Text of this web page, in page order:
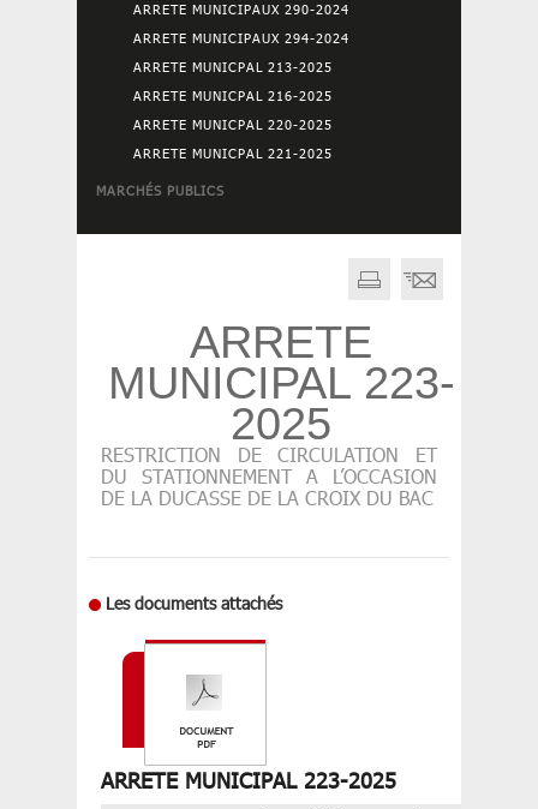
ARRETE MUNICIPAUX 290-2024
ARRETE MUNICIPAUX 294-2024
ARRETE MUNICPAL 213-2025
ARRETE MUNICPAL 216-2025
ARRETE MUNICPAL 220-2025
ARRETE MUNICPAL 221-2025
MARCHÉS PUBLICS
ARRETE
MUNICIPAL 223-
2025
RESTRICTION DE CIRCULATION ET
DU STATIONNEMENT A L’OCCASION
DE LA DUCASSE DE LA CROIX DU BAC
Les documents attachés
ARRETE MUNICIPAL 223-2025